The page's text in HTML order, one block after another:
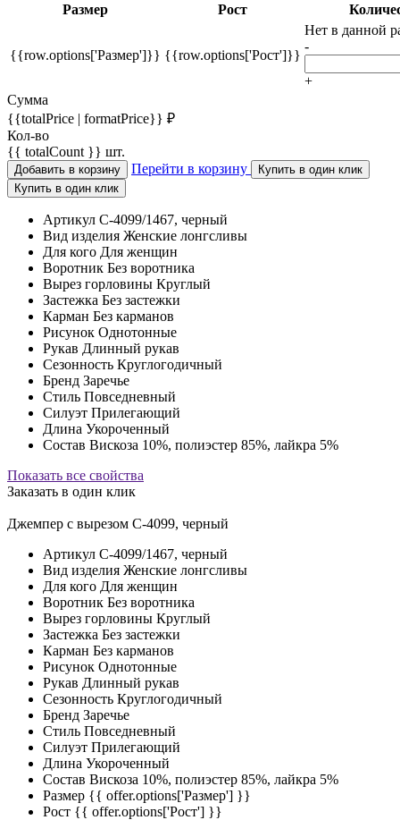
Размер
Рост
{{row.options['Размер']}} {{row.options['Рост']}}
Нет в данной
-
+
Сумма
{{totalPrice | formatPrice}} ₽
Кол-во
{{ totalCount }} шт.
Добавить в корзину Перейти в корзину
Купить в один клик
Купить в один клик
Артикул C-4099/1467, черный
Вид изделия Женские лонгсливы
Для кого Для женщин
Воротник Без воротника
Вырез горловины Круглый
Застежка Без застежки
Карман Без карманов
Рисунок Однотонные
Рукав Длинный рукав
Сезонность Круглогодичный
Бренд Заречье
Стиль Повседневный
Силуэт Прилегающий
Длина Укороченный
Состав Вискоза 10%, полиэстер 85%, лайкра 5%
Показать все свойства
Заказать в один клик
Джемпер с вырезом C-4099, черный
Артикул C-4099/1467, черный
Вид изделия Женские лонгсливы
Для кого Для женщин
Воротник Без воротника
Вырез горловины Круглый
Застежка Без застежки
Карман Без карманов
Рисунок Однотонные
Рукав Длинный рукав
Сезонность Круглогодичный
Бренд Заречье
Стиль Повседневный
Силуэт Прилегающий
Длина Укороченный
Состав Вискоза 10%, полиэстер 85%, лайкра 5%
Размер {{ offer.options['Размер'] }}
Рост {{ offer.options['Рост'] }}